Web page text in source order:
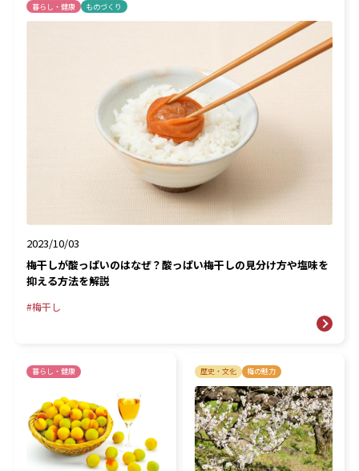
暮らし・健康 ものづくり
2023/10/03
梅干しが酸っぱいのはなぜ？酸っぱい梅干しの見分け方や塩味を
抑える方法を解説
梅干し
暮らし・健康 歴史・文化 梅の魅力